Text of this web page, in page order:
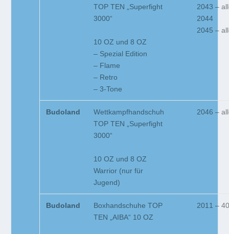
TOP TEN „Superfight
3000“
10 OZ und 8 OZ
– Spezial Edition
– Flame
– Retro
– 3-Tone
2043 –
2044
2045 –
Budoland
Wettkampfhandschuh
TOP TEN „Superfight
3000“
10 OZ und 8 OZ
Warrior (nur für
Jugend)
2046 –
Budoland
Boxhandschuhe TOP
TEN „AIBA“ 10 OZ
2011 –